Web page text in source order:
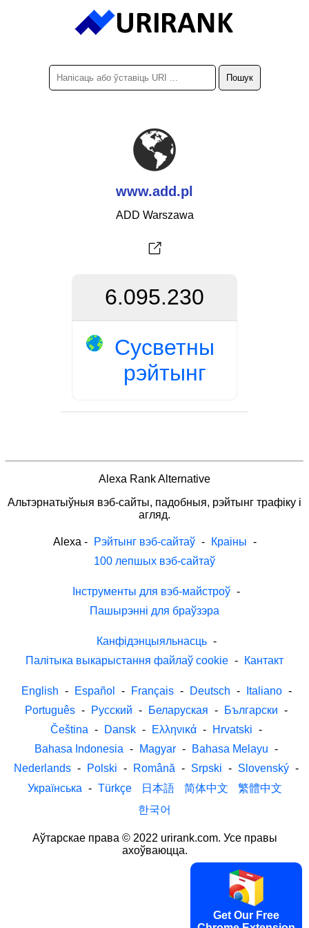
www.add.pl
ADD Warszawa
6.095.230
Сусветны
рэйтынг
Alexa Rank Alternative
Альтэрнатыўныя вэб-сайты, падобныя, рэйтынг трафіку і
агляд.
Alexa - Рэйтынг вэб-сайтаў - Краіны -
100 лепшых вэб-сайтаў
Інструменты для вэб-майстроў -
Пашырэнні для браўзэра
Канфідэнцыяльнасць -
Палітыка выкарыстання файлаў cookie - Кантакт
English - Español - Français - Deutsch - Italiano -
Português - Русский - Беларуская - Български -
Čeština - Dansk - Ελληνικά - Hrvatski -
Bahasa Indonesia - Magyar - Bahasa Melayu -
Nederlands - Polski - Română - Srpski - Slovenský -
Українська - Türkçe 日本語 简体中文
繁體中文
한국어
Аўтарскае права © 2022 urirank.com. Усе правы
ахоўваюцца.
Get Our Free